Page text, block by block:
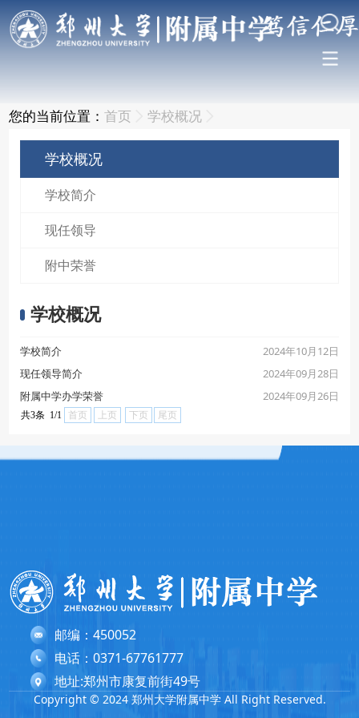
您的当前位置：首页 学校概况
学校概况
学校简介
现任领导
附中荣誉
学校概况
学校简介
2024年10月12日
现任领导简介
2024年09月28日
附属中学办学荣誉
2024年09月26日
共3条 1/1 首页 上页 下页 尾页
邮编：450052
电话：0371-67761777
地址:郑州市康复前街49号
Copyright © 2024 郑州大学附属中学 All Right Reserved.